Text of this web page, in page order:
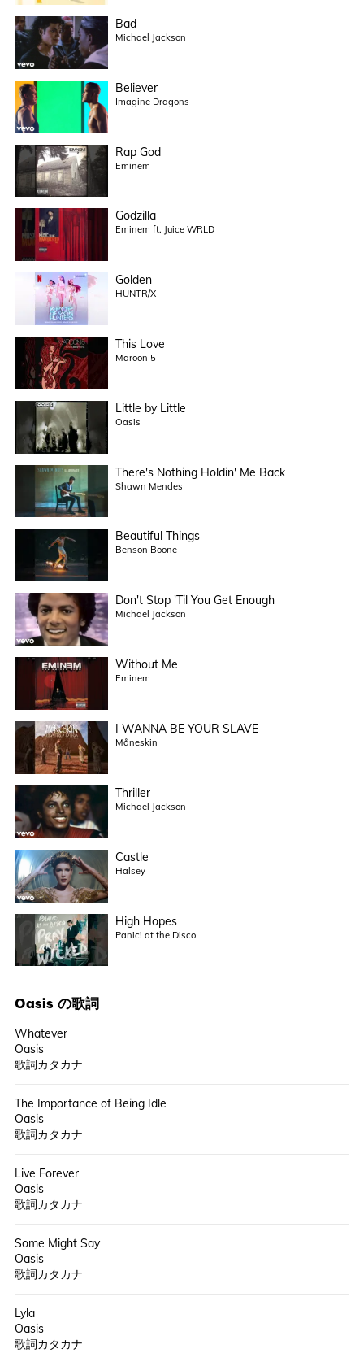
Bad
Michael Jackson
Believer
Imagine Dragons
Rap God
Eminem
Godzilla
Eminem ft. Juice WRLD
Golden
HUNTR/X
This Love
Maroon 5
Little by Little
Oasis
There's Nothing Holdin' Me Back
Shawn Mendes
Beautiful Things
Benson Boone
Don't Stop 'Til You Get Enough
Michael Jackson
Without Me
Eminem
I WANNA BE YOUR SLAVE
Måneskin
Thriller
Michael Jackson
Castle
Halsey
High Hopes
Panic! at the Disco
Oasis の歌詞
Whatever
Oasis
歌詞カタカナ
The Importance of Being Idle
Oasis
歌詞カタカナ
Live Forever
Oasis
歌詞カタカナ
Some Might Say
Oasis
歌詞カタカナ
Lyla
Oasis
歌詞カタカナ